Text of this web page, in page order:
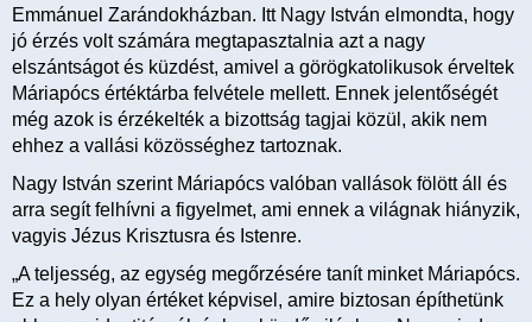
Emmánuel Zarándokházban. Itt Nagy István elmondta, hogy
jó érzés volt számára megtapasztalnia azt a nagy
elszántságot és küzdést, amivel a görögkatolikusok érveltek
Máriapócs értéktárba felvétele mellett. Ennek jelentőségét
még azok is érzékelték a bizottság tagjai közül, akik nem
ehhez a vallási közösséghez tartoznak.
Nagy István szerint Máriapócs valóban vallások fölött áll és
arra segít felhívni a figyelmet, ami ennek a világnak hiányzik,
vagyis Jézus Krisztusra és Istenre.
„A teljesség, az egység megőrzésére tanít minket Máriapócs.
Ez a hely olyan értéket képvisel, amire biztosan építhetünk